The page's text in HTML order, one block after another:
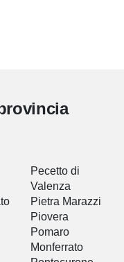
Pecetto di
Valenza
Pietra Marazzi
Piovera
Pomaro
Monferrato